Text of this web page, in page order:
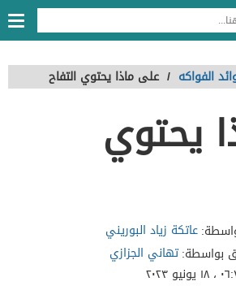
الفواكه / على ماذا يحتوي التفاح
يحتوي
عاتكة زياد البوريني
بواسطة:تهاني الجزازي
٢٠٢٣